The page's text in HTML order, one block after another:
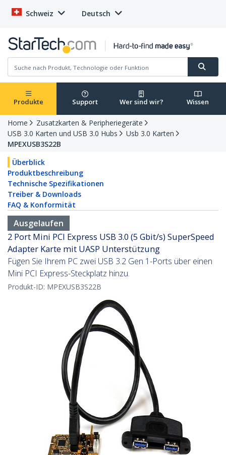
Schweiz Deutsch
Produkte Support Wer sind wir? Wissen
Home
Zusatzkarten & Peripheriegeräte
USB 3.0 Karten und USB 3.0 Hubs
Usb 3.0 Karten
MPEXUSB3S22B
Überblick
Produktbeschreibung
Technische Spezifikationen
Treiber & Downloads
FAQ & Konformität
Ausgelaufen
2 Port Mini PCI Express USB 3.0 (5 Gbit/s) SuperSpeed
Adapter Karte mit UASP Unterstützung
Fügen Sie Ihrem PC zwei USB 3.2 Gen 1-Ports über einen
Mini PCI Express-Steckplatz hinzu.
Produkt-ID: MPEXUSB3S22B